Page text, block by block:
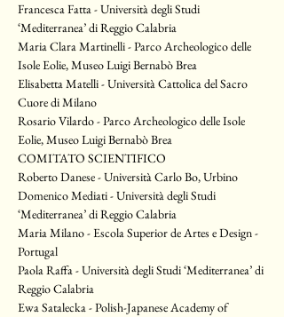
Francesca Fatta - Università degli Studi
‘Mediterranea’ di Reggio Calabria
Maria Clara Martinelli - Parco Archeologico delle
Isole Eolie, Museo Luigi Bernabò Brea
Elisabetta Matelli - Università Cattolica del Sacro
Cuore di Milano
Rosario Vilardo - Parco Archeologico delle Isole
Eolie, Museo Luigi Bernabò Brea
COMITATO SCIENTIFICO
Roberto Danese - Università Carlo Bo, Urbino
Domenico Mediati - Università degli Studi
‘Mediterranea’ di Reggio Calabria
Maria Milano - Escola Superior de Artes e Design -
Portugal
Paola Raffa - Università degli Studi ‘Mediterranea’ di
Reggio Calabria
Ewa Satalecka - Polish-Japanese Academy of